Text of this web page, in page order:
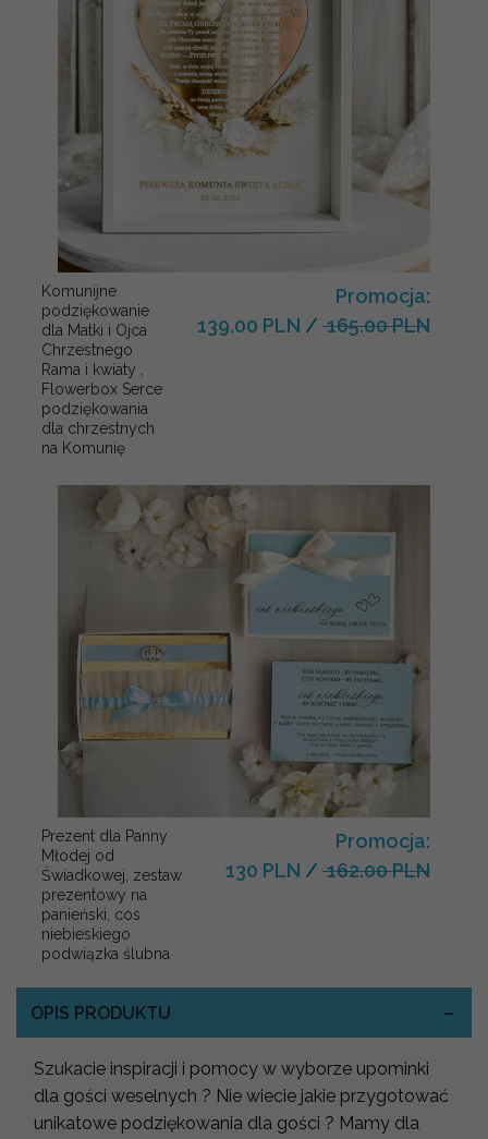
Komunijne
podziękowanie
dla Matki i Ojca
Chrzestnego
Rama i kwiaty ,
Flowerbox Serce
podziękowania
dla chrzestnych
na Komunię
Promocja:
139.00 PLN / 165.00 PLN
Prezent dla Panny
Młodej od
Świadkowej, zestaw
prezentowy na
panieński, cos
niebieskiego
podwiązka ślubna
Promocja:
130 PLN / 162.00 PLN
OPIS PRODUKTU
Szukacie inspiracji i pomocy w wyborze upominki
dla gości weselnych ? Nie wiecie jakie przygotować
unikatowe podziękowania dla gości ? Mamy dla